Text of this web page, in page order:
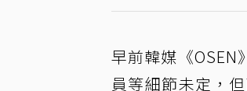
早前韓媒《OSEN
員等細節未定，